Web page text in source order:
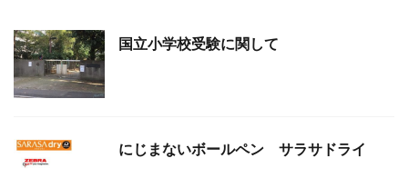
国立小学校受験に関して
にじまないボールペン サラサドライ